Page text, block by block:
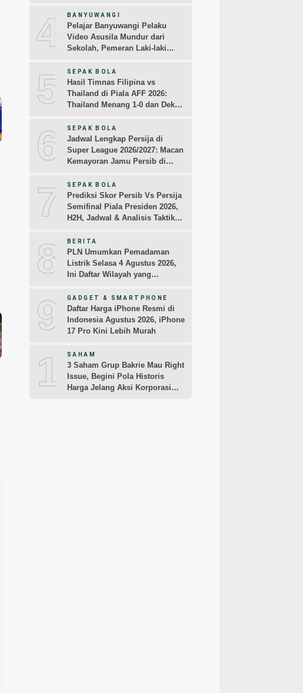
4 BANYUWANGI
Pelajar Banyuwangi Pelaku
Video Asusila Mundur dari
Sekolah, Pemeran Laki-laki
5 SEPAK BOLA
Hasil Timnas Filipina vs
Thailand di Piala AFF 2026:
Thailand Menang 1-0 dan Dekati
6 SEPAK BOLA
Jadwal Lengkap Persija di
Super League 2026/2027: Macan
Kemayoran Jamu Persib di
7 SEPAK BOLA
Prediksi Skor Persib Vs Persija
Semifinal Piala Presiden 2026,
H2H, Jadwal & Analisis Taktik
8 BERITA
PLN Umumkan Pemadaman
Listrik Selasa 4 Agustus 2026,
Ini Daftar Wilayah yang
9 GADGET & SMARTPHONE
Daftar Harga iPhone Resmi di
Indonesia Agustus 2026, iPhone
17 Pro Kini Lebih Murah
10
SAHAM
3 Saham Grup Bakrie Mau Right
Issue, Begini Pola Historis
Harga Jelang Aksi Korporasi